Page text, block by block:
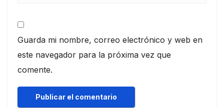
Guarda mi nombre, correo electrónico y web en
este navegador para la próxima vez que
comente.